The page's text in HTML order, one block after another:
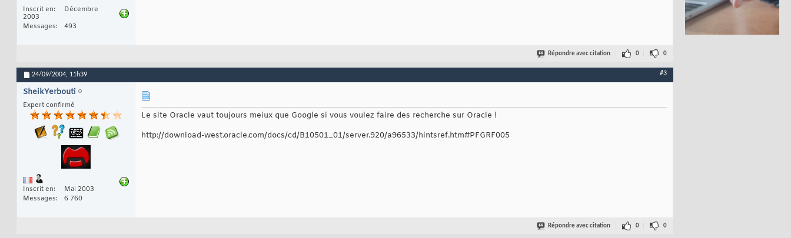
Inscrit en
Décembre
2003
Messages
493
Répondre avec citation 0 0
24/09/2004, 11h39 #3
SheikYerbouti
Expert confirmé
Inscrit en
Mai 2003
Messages
6 760
Le site Oracle vaut toujours meiux que Google si vous voulez faire des recherche sur Oracle !
http://download-west.oracle.com/docs/cd/B10501_01/server.920/a96533/hintsref.htm#PFGRF005
Répondre avec citation 0 0